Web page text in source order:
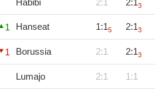
Habibi 2:1 2:13
1 Hanseat 1:15 2:13
1 Borussia 2:1 2:13
Lumajo 2:1 1:1